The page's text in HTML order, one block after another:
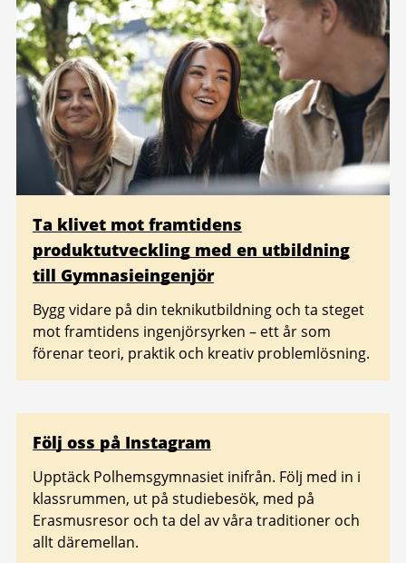
Ta klivet mot framtidens
produktutveckling med en utbildning
till Gymnasieingenjör
Bygg vidare på din teknikutbildning och ta steget
mot framtidens ingenjörsyrken – ett år som
förenar teori, praktik och kreativ problemlösning.
Relaterad
information
Följ oss på Instagram
Upptäck Polhemsgymnasiet inifrån. Följ med in i
klassrummen, ut på studiebesök, med på
Erasmusresor och ta del av våra traditioner och
allt däremellan.